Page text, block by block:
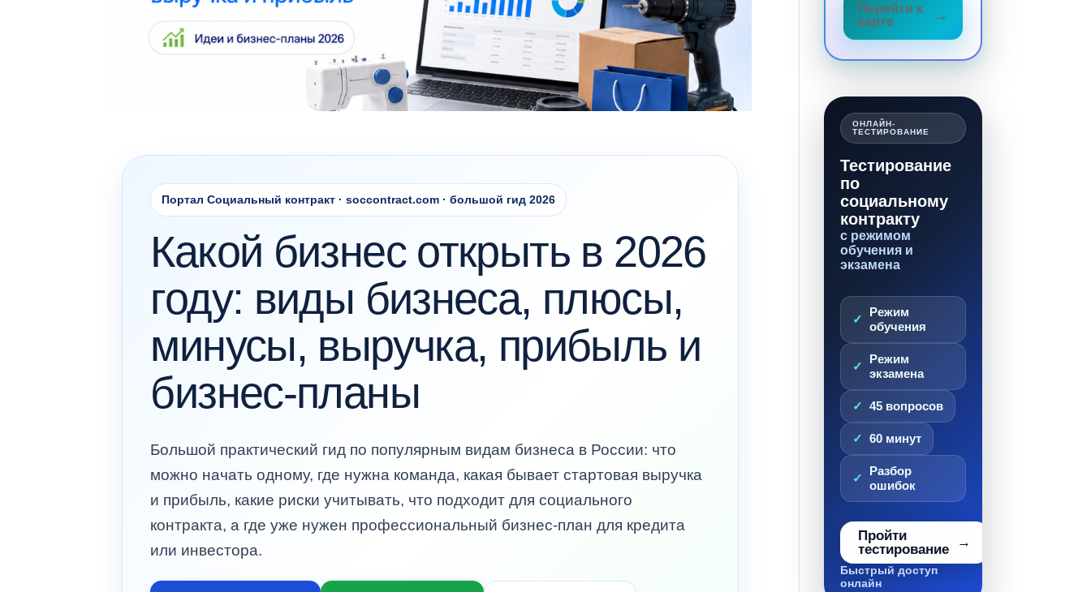
Портал Социальный контракт · soccontract.com · большой гид 2026
Какой бизнес открыть в 2026
году: виды бизнеса, плюсы,
минусы, выручка, прибыль и
бизнес-планы
Большой практический гид по популярным видам бизнеса в России: что
можно начать одному, где нужна команда, какая бывает стартовая выручка
и прибыль, какие риски учитывать, что подходит для социального
контракта, а где уже нужен профессиональный бизнес-план для кредита
или инвестора.
Перейти к
карте
ОНЛАЙН-
ТЕСТИРОВАНИЕ
Тестирование
по
социальному
контракту
с режимом
обучения и
экзамена
Режим
обучения
Режим
экзамена
45 вопросов
60 минут
Разбор
ошибок
Пройти
тестирование
Быстрый доступ
онлайн